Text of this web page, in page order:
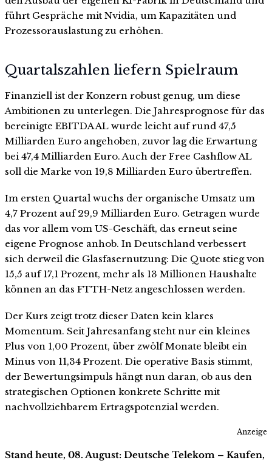
führt Gespräche mit Nvidia, um Kapazitäten und
Prozessorauslastung zu erhöhen.
Quartalszahlen liefern Spielraum
Finanziell ist der Konzern robust genug, um diese
Ambitionen zu unterlegen. Die Jahresprognose für das
bereinigte EBITDA AL wurde leicht auf rund 47,5
Milliarden Euro angehoben, zuvor lag die Erwartung
bei 47,4 Milliarden Euro. Auch der Free Cashflow AL
soll die Marke von 19,8 Milliarden Euro übertreffen.
Im ersten Quartal wuchs der organische Umsatz um
4,7 Prozent auf 29,9 Milliarden Euro. Getragen wurde
das vor allem vom US-Geschäft, das erneut seine
eigene Prognose anhob. In Deutschland verbessert
sich derweil die Glasfasernutzung: Die Quote stieg von
15,5 auf 17,1 Prozent, mehr als 13 Millionen Haushalte
können an das FTTH-Netz angeschlossen werden.
Der Kurs zeigt trotz dieser Daten kein klares
Momentum. Seit Jahresanfang steht nur ein kleines
Plus von 1,00 Prozent, über zwölf Monate bleibt ein
Minus von 11,34 Prozent. Die operative Basis stimmt,
der Bewertungsimpuls hängt nun daran, ob aus den
strategischen Optionen konkrete Schritte mit
nachvollziehbarem Ertragspotenzial werden.
Anzeige
Stand heute, 08. August: Deutsche Telekom – Kaufen,